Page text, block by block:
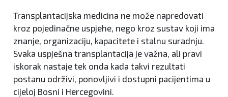
Transplantacijska medicina ne može napredovati
kroz pojedinačne uspjehe, nego kroz sustav koji ima
znanje, organizaciju, kapacitete i stalnu suradnju.
Svaka uspješna transplantacija je važna, ali pravi
iskorak nastaje tek onda kada takvi rezultati
postanu održivi, ponovljivi i dostupni pacijentima u
cijeloj Bosni i Hercegovini.